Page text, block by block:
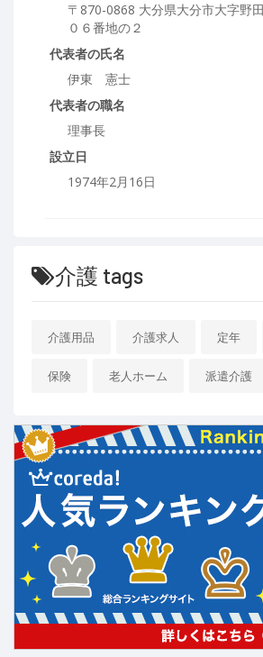
〒870-0868 大分県大分市大字野
０６番地の２
代表者の氏名
伊東 憲士
代表者の職名
理事長
設立日
1974年2月16日
介護 tags
介護用品 介護求人 定年
保険 老人ホーム 派遣介護